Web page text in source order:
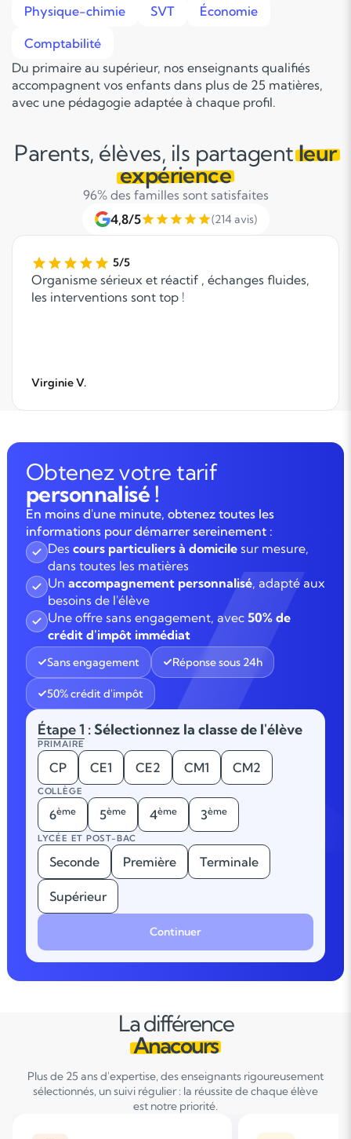
Physique-chimie SVT Économie
Comptabilité
Du primaire au supérieur, nos enseignants qualifiés
accompagnent vos enfants dans plus de 25 matières,
avec une pédagogie adaptée à chaque profil.
Parents, élèves, ils partagentleur
expérience
96% des familles sont satisfaites
4,8/5
(214 avis)
5/5
Organisme sérieux et réactif , échanges fluides,
les interventions sont top !
Virginie V.
Obtenez votre tarif
personnalisé !
En moins d'une minute, obtenez toutes les
informations pour démarrer sereinement :
Des cours particuliers à domicilesur mesure,
dans toutes les matières
Un accompagnement personnalisé, adapté aux
besoins de l'élève
Une offre sans engagement, avec 50% de
crédit d'impôt immédiat
Sans engagement Réponse sous 24h
50% crédit d'impôt
Étape 1 : Sélectionnez la classe de l'élève
PRIMAIRE
CP CE1 CE2 CM1 CM2
COLLÈGE
6ème 5ème 4ème 3ème
LYCÉE ET POST-BAC
Seconde Première Terminale
Supérieur
Continuer
La différence
Anacours
Plus de 25 ans d'expertise, des enseignants rigoureusement
sélectionnés, un suivi régulier : la réussite de chaque élève
est notre priorité.